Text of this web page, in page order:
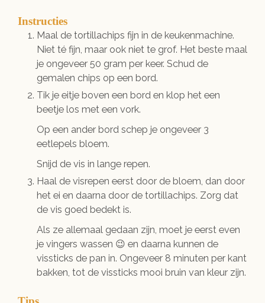
Instructies
Maal de tortillachips fijn in de keukenmachine.
Niet té fijn, maar ook niet te grof. Het beste maal
je ongeveer 50 gram per keer. Schud de
gemalen chips op een bord.
Tik je eitje boven een bord en klop het een
beetje los met een vork.
Op een ander bord schep je ongeveer 3
eetlepels bloem.
Snijd de vis in lange repen.
Haal de visrepen eerst door de bloem, dan door
het ei en daarna door de tortillachips. Zorg dat
de vis goed bedekt is.
Als ze allemaal gedaan zijn, moet je eerst even
je vingers wassen 😉 en daarna kunnen de
vissticks de pan in. Ongeveer 8 minuten per kant
bakken, tot de vissticks mooi bruin van kleur zijn.